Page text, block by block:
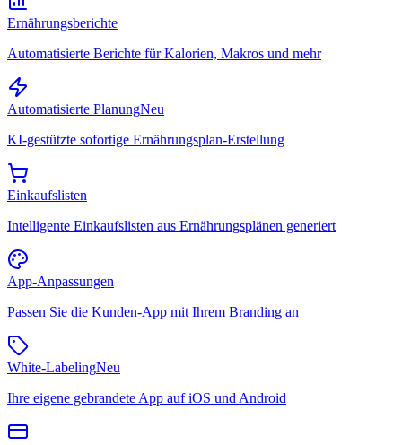
Ernährungsberichte
Automatisierte Berichte für Kalorien, Makros und mehr
Automatisierte PlanungNeu
KI-gestützte sofortige Ernährungsplan-Erstellung
Einkaufslisten
Intelligente Einkaufslisten aus Ernährungsplänen generiert
App-Anpassungen
Passen Sie die Kunden-App mit Ihrem Branding an
White-LabelingNeu
Ihre eigene gebrandete App auf iOS und Android